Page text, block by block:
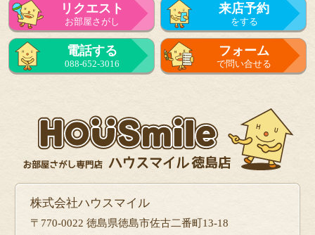
リクエスト
お部屋さがし
来店予約
をする
電話する
088-652-3016
フォーム
で問い合せる
株式会社ハウスマイル
〒770-0022 徳島県徳島市佐古二番町13-18